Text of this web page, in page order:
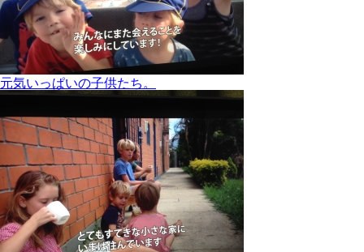
元気いっぱいの子供たち。